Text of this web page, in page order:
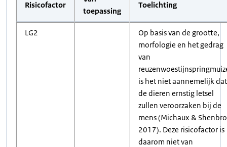
Risicofactor
toepassing
Toelichting
LG2
Op basis van de grootte,
morfologie en het gedrag
van
is het niet aannemelijk dat
de dieren ernstig letsel
zullen veroorzaken bij de
mens (Michaux &
2017). Deze risicofactor is
daarom niet van